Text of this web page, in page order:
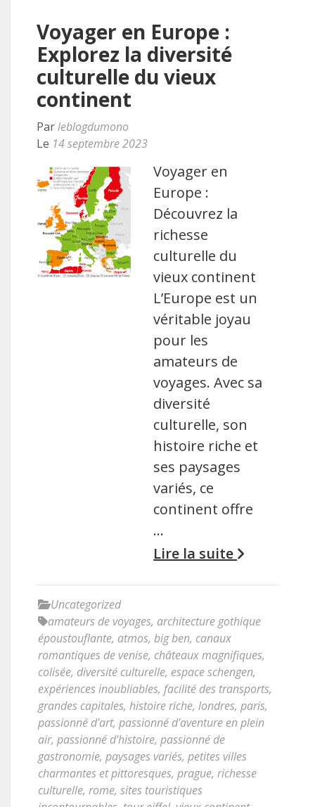
Voyager en Europe :
Explorez la diversité
culturelle du vieux
continent
Parleblogdumono
Le 14 septembre 2023
Voyager en
Europe :
Découvrez la
richesse
culturelle du
vieux continent
L’Europe est un
véritable joyau
pour les
amateurs de
voyages. Avec sa
diversité
culturelle, son
histoire riche et
ses paysages
variés, ce
continent offre
…
Lire la suite
Uncategorized
amateurs de voyages, architecture gothique
époustouflante, atmos, big ben, canaux
romantiques de venise, châteaux magnifiques,
colisée, diversité culturelle, espace schengen,
expériences inoubliables, facilité des transports,
grandes capitales, histoire riche, londres, paris,
passionné d'art, passionné d'aventure en plein
air, passionné d'histoire, passionné de
gastronomie, paysages variés, petites villes
charmantes et pittoresques, prague, richesse
culturelle, rome, sites touristiques